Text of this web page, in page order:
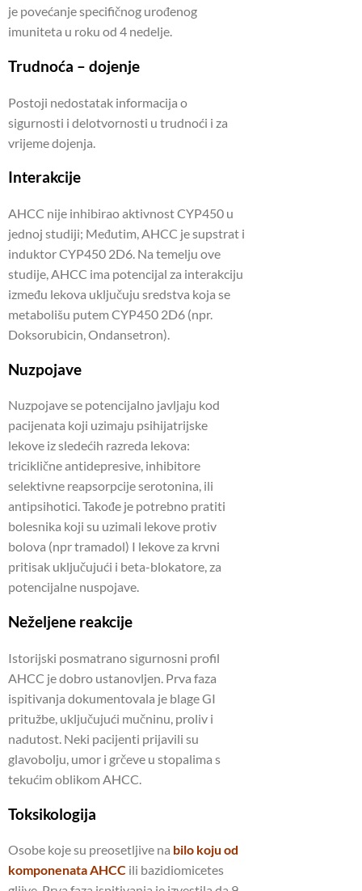
je povećanje specifičnog urođenog
imuniteta u roku od 4 nedelje.
Trudnoća – dojenje
Postoji nedostatak informacija o
sigurnosti i delotvornosti u trudnoći i za
vrijeme dojenja.
Interakcije
AHCC nije inhibirao aktivnost CYP450 u
jednoj studiji; Međutim, AHCC je supstrat i
induktor CYP450 2D6. Na temelju ove
studije, AHCC ima potencijal za interakciju
između lekova uključuju sredstva koja se
metabolišu putem CYP450 2D6 (npr.
Doksorubicin, Ondansetron).
Nuzpojave
Nuzpojave se potencijalno javljaju kod
pacijenata koji uzimaju psihijatrijske
lekove iz sledećih razreda lekova:
triciklične antidepresive, inhibitore
selektivne reapsorpcije serotonina, ili
antipsihotici. Takođe je potrebno pratiti
bolesnika koji su uzimali lekove protiv
bolova (npr tramadol) I lekove za krvni
pritisak uključujući i beta-blokatore, za
potencijalne nuspojave.
Neželjene reakcije
Istorijski posmatrano sigurnosni profil
AHCC je dobro ustanovljen. Prva faza
ispitivanja dokumentovala je blage GI
pritužbe, uključujući mučninu, proliv i
nadutost. Neki pacijenti prijavili su
glavobolju, umor i grčeve u stopalima s
tekućim oblikom AHCC.
Toksikologija
Osobe koje su preosetljive na bilo koju od
komponenata AHCC ili bazidiomicetes